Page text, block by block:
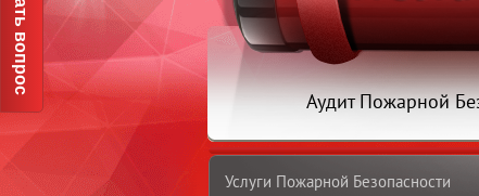
Аудит Пожарной
Услуги Пожарной Безопасности
Задать вопрос